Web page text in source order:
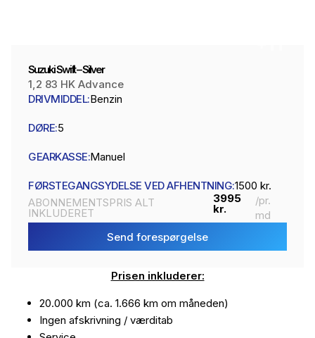
Suzuki Swift – Silver
1,2 83 HK Advance
DRIVMIDDEL:Benzin
DØRE:5
GEARKASSE:Manuel
FØRSTEGANGSYDELSE VED AFHENTNING:1500 kr.
ABONNEMENTSPRIS ALT
INKLUDERET
3995
kr.
/pr.
md
Send forespørgelse
Prisen inkluderer:
20.000 km (ca. 1.666 km om måneden)
Ingen afskrivning / værditab